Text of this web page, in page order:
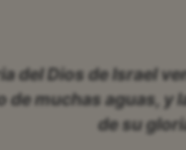
del Dios de Israel
de muchas aguas, y
de su